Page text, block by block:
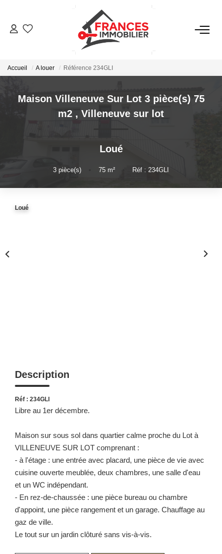
GESTION LOCATIVE
NOTRE AGENCE
Accueil A louer Référence 234GLI
Maison Villeneuve Sur Lot 3 pièce(s) 75
m2 , Villeneuve sur lot
Loué
3 pièce(s) 75 m² Réf : 234GLI
Loué
Description
Réf : 234GLI
Libre au 1er décembre.
Maison sur sous sol dans quartier calme proche du Lot à
VILLENEUVE SUR LOT comprenant :
- à l'étage : une entrée avec placard, une pièce de vie avec
cuisine ouverte meublée, deux chambres, une salle d'eau
et un WC indépendant.
- En rez-de-chaussée : une pièce bureau ou chambre
d'appoint, une pièce rangement et un garage. Chauffage au
gaz de ville.
Le tout sur un jardin clôturé sans vis-à-vis.